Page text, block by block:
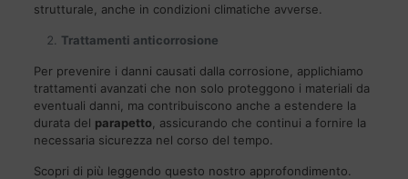
strutturale, anche in condizioni climatiche avverse.
Trattamenti anticorrosione
Per prevenire i danni causati dalla corrosione, applichiamo
trattamenti avanzati che non solo proteggono i materiali da
eventuali danni, ma contribuiscono anche a estendere la
durata del parapetto, assicurando che continui a fornire la
necessaria sicurezza nel corso del tempo.
Scopri di più leggendo questo nostro approfondimento.